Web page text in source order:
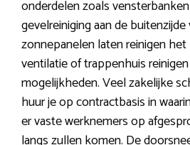
onderdelen zoals
gevelreiniging aan de
zonnepanelen laten reinigen
ventilatie of trappenhuis
mogelijkheden. Veel zakelijke
huur je op contractbasis in
er vaste werknemers op
langs zullen komen. De